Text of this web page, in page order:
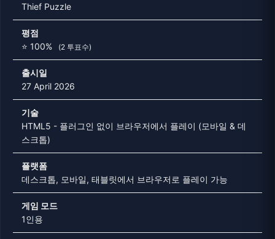
Thief Puzzle
평점
⭐ 100%
(2 투표수)
출시일
27 April 2026
기술
HTML5 - 플러그인 없이 브라우저에서 플레이 (모바일 & 데
스크톱)
플랫폼
데스크톱, 모바일, 태블릿에서 브라우저로 플레이 가능
게임 모드
1인용